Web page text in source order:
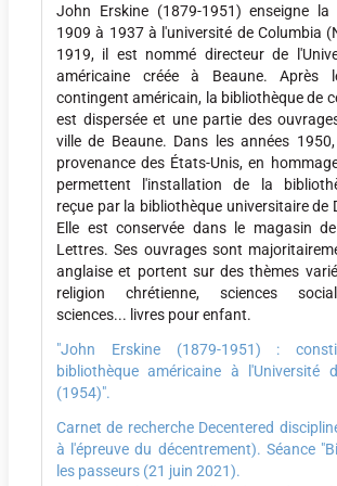
John Erskine (1879-1951) enseigne
1909 à 1937 à l'université de Columbia
1919, il est nommé directeur de
américaine créée à Beaune. Après
contingent américain, la bibliothèque de
est dispersée et une partie des
ville de Beaune. Dans les années
provenance des États-Unis, en
permettent l'installation de la
reçue par la bibliothèque universitaire de
Elle est conservée dans le magasin
Lettres. Ses ouvrages sont
anglaise et portent sur des thèmes
religion chrétienne, sciences
sciences... livres pour enfant.
"John Erskine (1879-1951) :
bibliothèque américaine à l'Université
(1954)".
Carnet de recherche Decentered
à l'épreuve du décentrement). Séance
les passeurs (21 juin 2021).